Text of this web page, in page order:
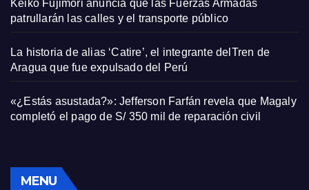
Keiko Fujimori anuncia que las Fuerzas Armadas
patrullarán las calles y el transporte público
La historia de alias ‘Catire’, el integrante delTren de
Aragua que fue expulsado del Perú
«¿Estás asustada?»: Jefferson Farfán revela que Magaly
completó el pago de S/ 350 mil de reparación civil
MENU